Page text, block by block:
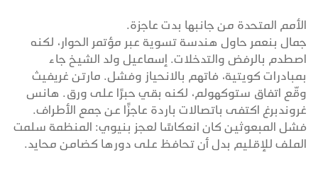
الأمم المتحدة من جانبها بدت عاجزة.
جمال بنعمر حاول هندسة تسوية عبر مؤتمر الحوار، لكنه
اصطدم بالرفض والتدخلات. إسماعيل ولد الشيخ جاء
بمبادرات كويتية، فاتهم بالانحياز وفشل. مارتن غريفيث
وقّع اتفاق ستوكهولم، لكنه بقي حبرًا على ورق. هانس
غروندبرغ اكتفى باتصالات باردة عاجزًا عن جمع الأطراف.
فشل المبعوثين كان انعكاسًا لعجز بنيوي: المنظمة سلمت
الملف للإقليم بدل أن تحافظ على دورها كضامن محايد.